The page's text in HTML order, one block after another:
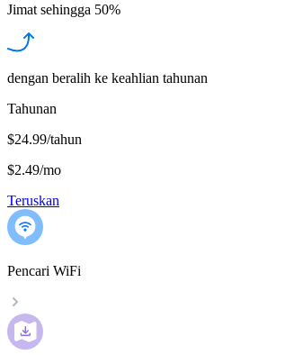
Jimat sehingga 50%
dengan beralih ke keahlian tahunan
Tahunan
$24.99/tahun
$2.49/mo
Teruskan
Pencari WiFi